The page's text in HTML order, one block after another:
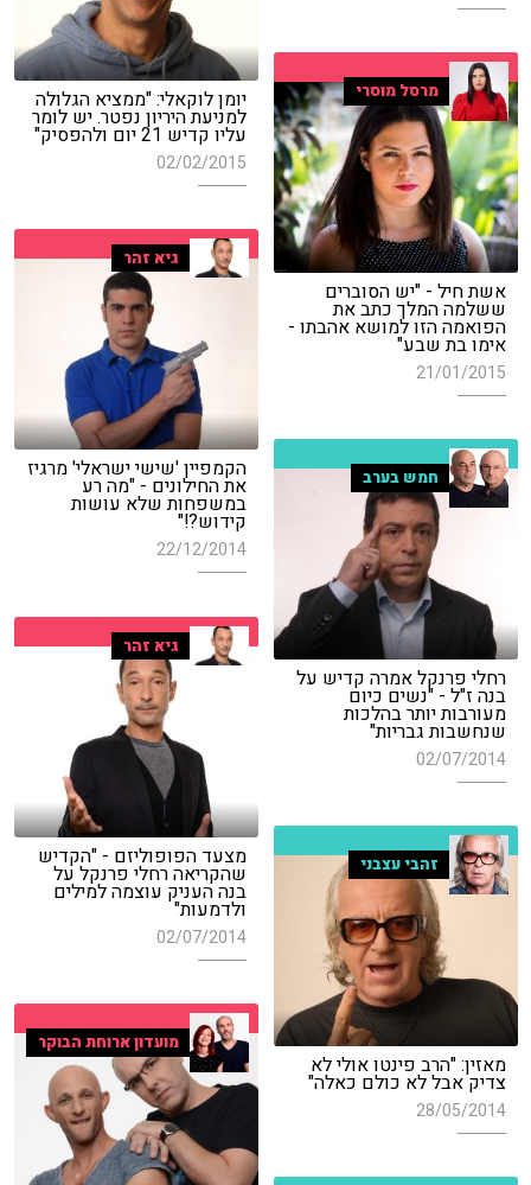
יומן לוקאלי: "ממציא הגלולה
למניעת היריון נפטר. יש לומר
עליו קדיש 21 יום ולהפסיק"
02/02/2015
מרסל מוסרי
אשת חיל - "יש הסוברים
ששלמה המלך כתב את
הפואמה הזו למושא אהבתו -
אימו בת שבע"
21/01/2015
גיא זהר
הקמפיין 'שישי ישראלי' מרגיז
את החילונים - "מה רע
במשפחות שלא עושות
קידוש?!"
22/12/2014
חמש בערב
רחלי פרנקל אמרה קדיש על
בנה ז"ל - "נשים כיום
מעורבות יותר בהלכות
שנחשבות גבריות"
02/07/2014
גיא זהר
מצעד הפופוליזם - "הקדיש
שהקריאה רחלי פרנקל על
בנה העניק עוצמה למילים
ולדמעות"
02/07/2014
זהבי עצבני
מאזין: "הרב פינטו אולי לא
צדיק אבל לא כולם כאלה"
28/05/2014
מועדון ארוחת הבוקר